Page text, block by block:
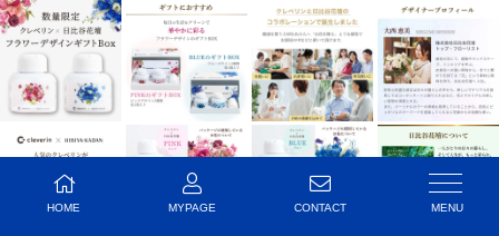
HOME MYPAGE CONTACT